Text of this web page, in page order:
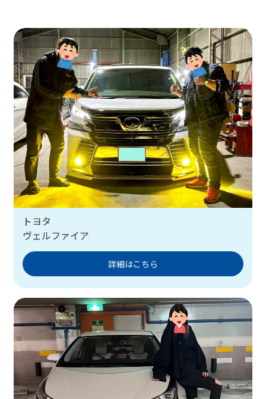
トヨタ
ヴェルファイア
詳細はこちら